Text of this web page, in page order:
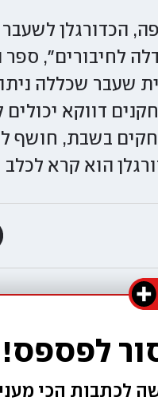
הכדורגלן
לחיבורים", ספר
שעבר שכללה
דווקא יכולים
בשבת, חושף
הוא קרא לכלב
לפספס!
לכתבות הכי